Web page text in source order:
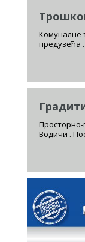
Комуналне
предузећа
Просторно-
Водичи .